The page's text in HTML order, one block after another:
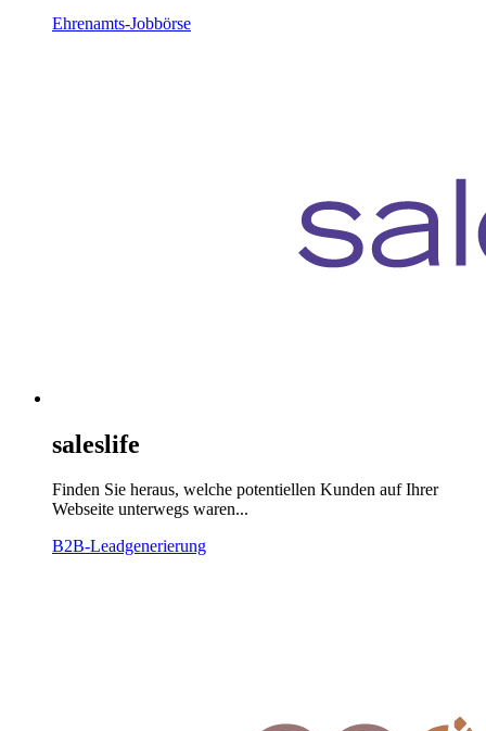
Ehrenamts-Jobbörse
saleslife
Finden Sie heraus, welche potentiellen Kunden auf Ihrer
Webseite unterwegs waren...
B2B-Leadgenerierung